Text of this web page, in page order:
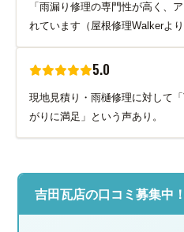
「雨漏り修理の専門性が高く、
れています（屋根修理Walkerより
5.0
現地見積り・雨樋修理に対して
がりに満足」という声あり。
吉田瓦店の口コミ募集中！